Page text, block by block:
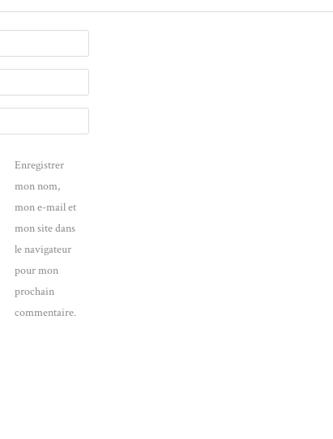
Enregistrer
mon nom,
mon e-mail et
mon site dans
le navigateur
pour mon
prochain
commentaire.